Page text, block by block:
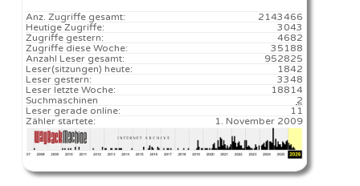
2143466
Anz. Zugriffe gesamt:
3043
Heutige Zugriffe:
4682
Zugriffe gestern:
35188
Zugriffe diese Woche:
952825
Anzahl Leser gesamt:
1842️
Leser(sitzungen) heute:
3348
Leser gestern:
18814️
Leser letzte Woche:
2
Suchmaschinen
11
Leser gerade online:
1. November 2009
Zähler startete: